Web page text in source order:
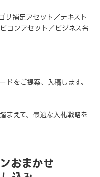
補足アセット／テキスト
コンアセット／ビジネス名
をご提案、入稿します。
まえて、最適な入札戦略を
おまかせ